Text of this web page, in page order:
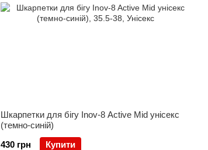
Шкарпетки для бігу Inov-8 Active Mid унісекс
(темно-синій)
430 грн
Купити